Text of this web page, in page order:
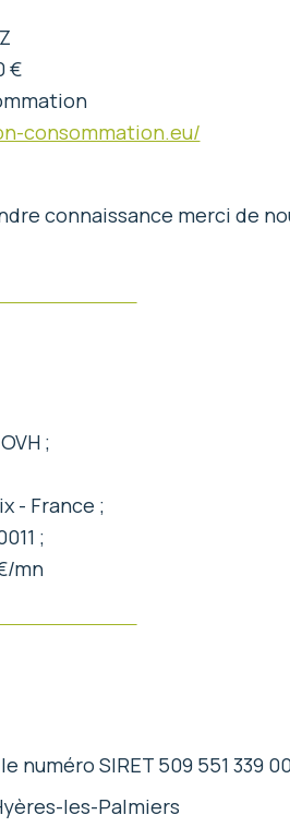
€
consommation.eu/
connaissance merci de
;
- France ;
;
mn
numéro SIRET 509 551 339
les-Palmiers